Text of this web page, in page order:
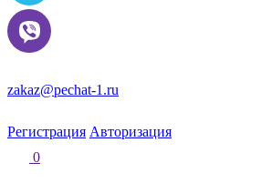
zakaz@pechat-1.ru
Регистрация Авторизация
0